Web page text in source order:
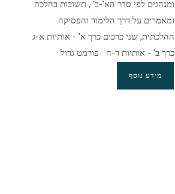
ומנהגים לפי סדר הא'-ב' , תשובות בהלכה
ומאמרים על דרך הלימוד והפסיקה
ההלכתית, שני כרכים כרך א' - אותיות א-ג
כרך ב' - אותיות ד-ה פורמט גדול
מידע נוסף